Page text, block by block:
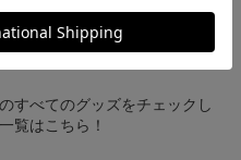
すべてのグッズをチェックし
覧はこちら！